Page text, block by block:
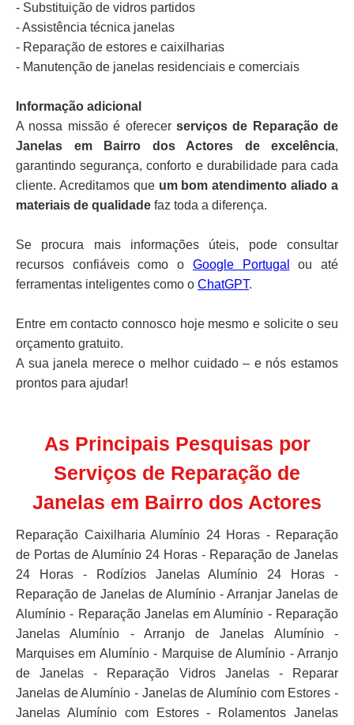
- Substituição de vidros partidos
- Assistência técnica janelas
- Reparação de estores e caixilharias
- Manutenção de janelas residenciais e comerciais
Informação adicional
A nossa missão é oferecer serviços de Reparação de
Janelas em Bairro dos Actores de excelência,
garantindo segurança, conforto e durabilidade para cada
cliente. Acreditamos que um bom atendimento aliado a
materiais de qualidade faz toda a diferença.
Se procura mais informações úteis, pode consultar
recursos confiáveis como o Google Portugal
ou até
ferramentas inteligentes como o ChatGPT.
Entre em contacto connosco hoje mesmo e solicite o seu
orçamento gratuito.
A sua janela merece o melhor cuidado – e nós estamos
prontos para ajudar!
As Principais Pesquisas por
Serviços de Reparação de
Janelas em Bairro dos Actores
Reparação Caixilharia Alumínio 24 Horas - Reparação
de Portas de Alumínio 24 Horas - Reparação de Janelas
24 Horas - Rodízios Janelas Alumínio 24 Horas -
Reparação de Janelas de Alumínio - Arranjar Janelas de
Alumínio - Reparação Janelas em Alumínio - Reparação
Janelas Alumínio - Arranjo de Janelas Alumínio -
Marquises em Alumínio - Marquise de Alumínio - Arranjo
de Janelas - Reparação Vidros Janelas - Reparar
Janelas de Alumínio - Janelas de Alumínio com Estores -
Janelas Alumínio com Estores - Rolamentos Janelas